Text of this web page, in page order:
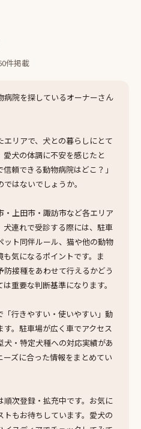
件掲載
院を探しているオーナーさん
リアで、犬との暮らしにとて
犬の体調に不安を感じたと
頼できる動物病院はどこ？」
はないでしょうか。
上田市・諏訪市など各エリア
犬連れで受診する際には、駐車
ト同伴ルール、猫や他の動物
気になるポイントです。ま
接種をあわせて行えるかどう
重要な判断基準になります。
行きやすい・使いやすい」動
。駐車場が広く車でアクセス
犬・特定犬種への対応実績があ
ズに合った情報をまとめてい
次登録・拡充中です。お気に
もお待ちしています。愛犬の